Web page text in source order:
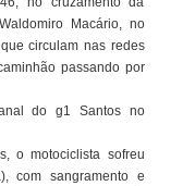
Macário, no
circulam nas redes
passando por
do g1 Santos no
o motociclista sofreu
com sangramento e